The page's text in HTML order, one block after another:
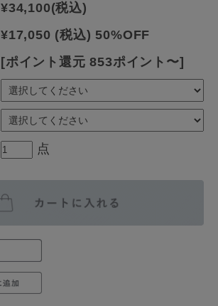
¥34,100(税込)
¥17,050 (税込) 50%OFF
[ポイント還元 853ポイント〜]
点